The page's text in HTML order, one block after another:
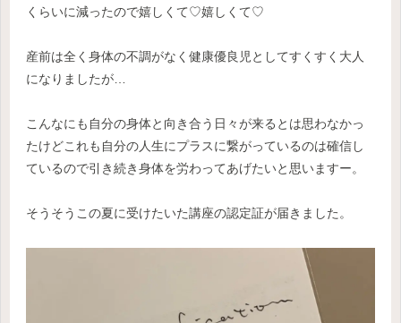
くらいに減ったので嬉しくて♡嬉しくて♡
産前は全く身体の不調がなく健康優良児としてすくすく大人
になりましたが…
こんなにも自分の身体と向き合う日々が来るとは思わなかっ
たけどこれも自分の人生にプラスに繋がっているのは確信し
ているので引き続き身体を労わってあげたいと思いますー。
そうそうこの夏に受けたいた講座の認定証が届きました。